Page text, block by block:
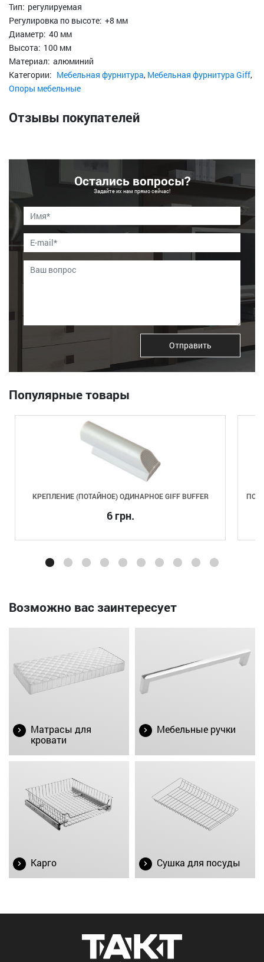
Тип: регулируемая
Регулировка по высоте: +8 мм
Диаметр: 40 мм
Высота: 100 мм
Материал: алюминий
Категории: Мебельная фурнитура, Мебельная фурнитура Giff,
Опоры мебельные
Отзывы покупателей
Остались вопросы?
Задайте их нам прямо сейчас!
Отправить
Популярные товары
КРЕПЛЕНИЕ (ПОТАЙНОЕ) ОДИНАРНОЕ GIFF BUFFER
6 грн.
Возможно вас заинтересует
Матрасы для
кровати
Мебельные ручки
Карго Сушка для посуды